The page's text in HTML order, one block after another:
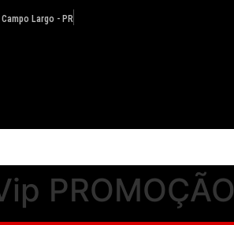
Largo - PR
PROMOÇÃO